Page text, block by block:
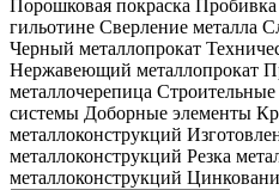
Порошковая покраска Пробивка
гильотине Сверление металла
Черный металлопрокат
Нержавеющий металлопрокат
металлочерепица
системы Доборные элементы
металлоконструкций
металлоконструкций Резка
металлоконструкций